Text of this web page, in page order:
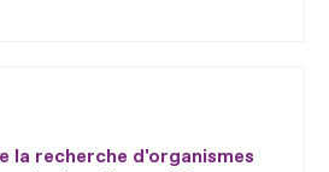
la recherche d'organismes